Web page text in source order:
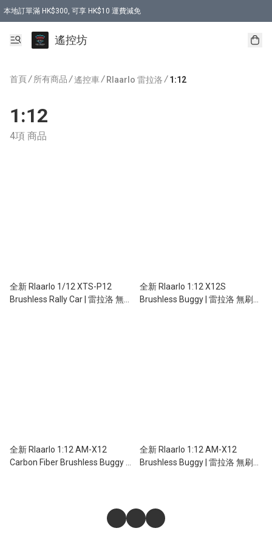
本地訂單滿 HK$300, 可享 HK$10 運費減免
購買 7.6V 6500mah 70C 電池 送 7.6V USB充電器
遙控坊
首頁/ 所有商品 /遙控車/ Rlaarlo 雷拉洛 / 1:12
1:12
4項 商品
全新 Rlaarlo 1/12 XTS-P12
Brushless Rally Car | 雷拉洛 無刷
全新 Rlaarlo 1:12 X12S
Brushless Buggy | 雷拉洛 無刷越
全新 Rlaarlo 1:12 AM-X12
Carbon Fiber Brushless Buggy |
全新 Rlaarlo 1:12 AM-X12
Brushless Buggy | 雷拉洛 無刷越